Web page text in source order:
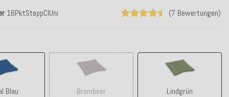
(7 Bewertungen)
16PktSteppClUni
Blau
Royal Blau
Brombeer
Brombeer
Lindgrün
Lindgrün